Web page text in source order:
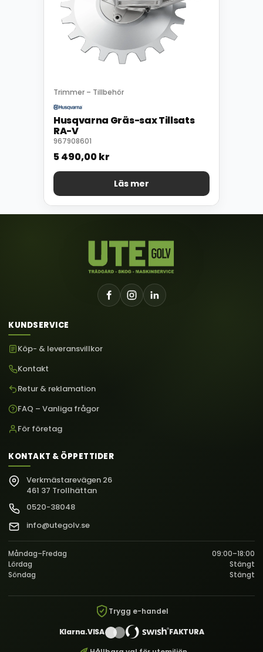
Trimmer – Tillbehör
Husqvarna Gräs-sax Tillsats
RA-V
967908601
5 490,00kr
Läs mer
KUNDSERVICE
Köp- & leveransvillkor
Kontakt
Retur & reklamation
FAQ – Vanliga frågor
För företag
KONTAKT & ÖPPETTIDER
Verkmästarevägen 26
461 37 Trollhättan
0520-38048
info@utegolv.se
Måndag–Fredag
09:00–18:00
Lördag
Stängt
Söndag
Stängt
Trygg e-handel
Klarna.VISA FAKTURA